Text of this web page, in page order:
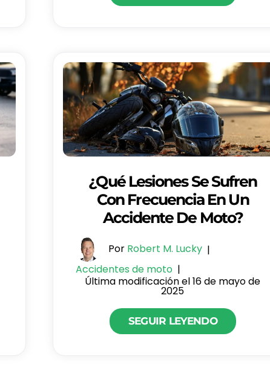
¿Qué Lesiones Se Sufren
Con Frecuencia En Un
Accidente De Moto?
Por Robert M. Lucky |
Accidentes de moto |
Última modificación el 16 de mayo de
2025
SEGUIR LEYENDO